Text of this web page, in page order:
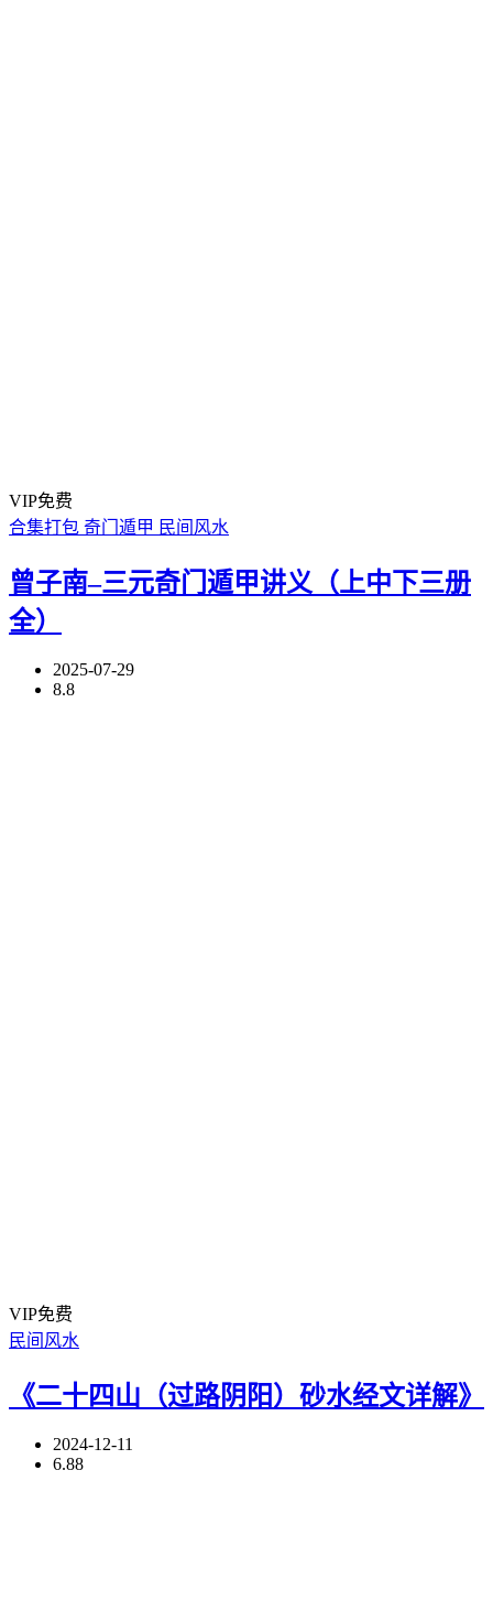
VIP免费
合集打包 奇门遁甲 民间风水
曾子南–三元奇门遁甲讲义（上中下三册
全）
2025-07-29
8.8
VIP免费
民间风水
《二十四山（过路阴阳）砂水经文详解》
2024-12-11
6.88